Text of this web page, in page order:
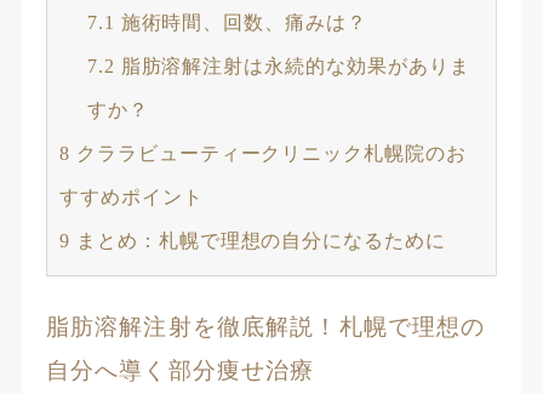
7.1 施術時間、回数、痛みは？
7.2 脂肪溶解注射は永続的な効果がありま
すか？
8 クララビューティークリニック札幌院のお
すすめポイント
9 まとめ：札幌で理想の自分になるために
脂肪溶解注射を徹底解説！札幌で理想の
自分へ導く部分痩せ治療